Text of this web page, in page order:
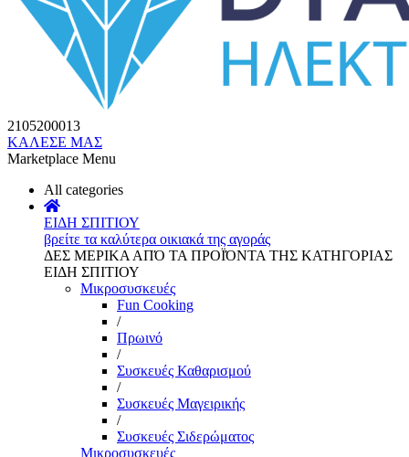
2105200013
ΚΑΛΕΣΕ ΜΑΣ
Marketplace Menu
All categories
ΕΙΔΗ ΣΠΙΤΙΟΥ
βρείτε τα καλύτερα οικιακά της αγοράς
ΔΕΣ ΜΕΡΙΚΑ ΑΠΌ ΤΑ ΠΡΟΪΌΝΤΑ ΤΗΣ ΚΑΤΗΓΟΡΙΑΣ
ΕΙΔΗ ΣΠΙΤΙΟΥ
Μικροσυσκευές
Fun Cooking
/
Πρωινό
/
Συσκευές Καθαρισμού
/
Συσκευές Μαγειρικής
/
Συσκευές Σιδερώματος
Μικροσυσκευές